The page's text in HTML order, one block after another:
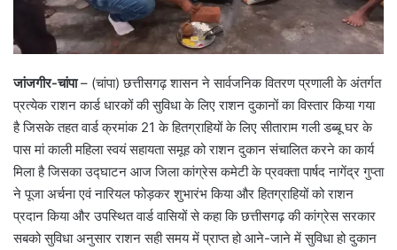
जांजगीर-चांपा– (चांपा) छत्तीसगढ़ शासन ने सार्वजनिक वितरण प्रणाली के अंतर्गत
प्रत्येक राशन कार्ड धारकों की सुविधा के लिए राशन दुकानों का विस्तार किया गया
है जिसके तहत वार्ड क्रमांक 21 के हितग्राहियों के लिए सीताराम गली डब्बू घर के
पास मां काली महिला स्वयं सहायता समूह को राशन दुकान संचालित करने का कार्य
मिला है जिसका उद्घाटन आज जिला कांग्रेस कमेटी के प्रवक्ता पार्षद नागेंद्र गुप्ता
ने पूजा अर्चना एवं नारियल फोड़कर शुभारंभ किया और हितग्राहियों को राशन
प्रदान किया और उपस्थित वार्ड वासियों से कहा कि छत्तीसगढ़ की कांग्रेस सरकार
सबको सुविधा अनुसार राशन सही समय में प्राप्त हो आने-जाने में सुविधा हो दुकान